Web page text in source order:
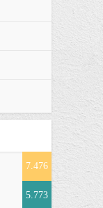
7.476
5.773